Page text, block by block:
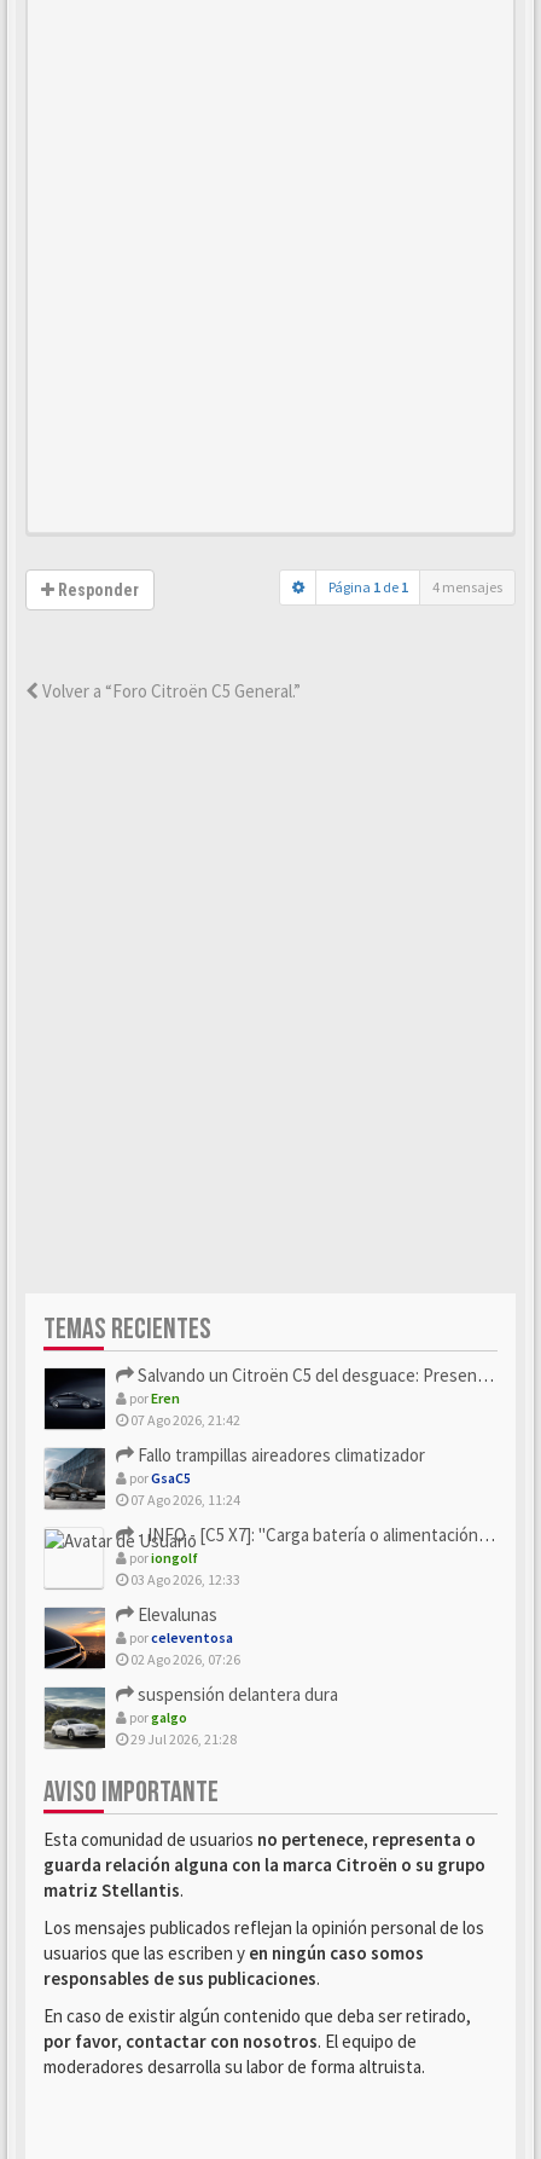
Responder Página 1 de 1 4 mensajes
Volver a “Foro Citroën C5 General.”
TEMAS RECIENTES
Salvando un Citroën C5 del desguace: Presentación y seguimiento
porEren
07 Ago 2026, 21:42
Fallo trampillas aireadores climatizador
porGsaC5
07 Ago 2026, 11:24
- INFO - [C5 X7]: "Carga batería o alimentación eléctri...
poriongolf
03 Ago 2026, 12:33
Elevalunas
porceleventosa
02 Ago 2026, 07:26
suspensión delantera dura
porgalgo
29 Jul 2026, 21:28
AVISO IMPORTANTE
Esta comunidad de usuarios no pertenece, representa o
guarda relación alguna con la marca Citroën o su grupo
matriz Stellantis.
Los mensajes publicados reflejan la opinión personal de los
usuarios que las escriben y en ningún caso somos
responsables de sus publicaciones.
En caso de existir algún contenido que deba ser retirado,
por favor, contactar con nosotros. El equipo de
moderadores desarrolla su labor de forma altruista.